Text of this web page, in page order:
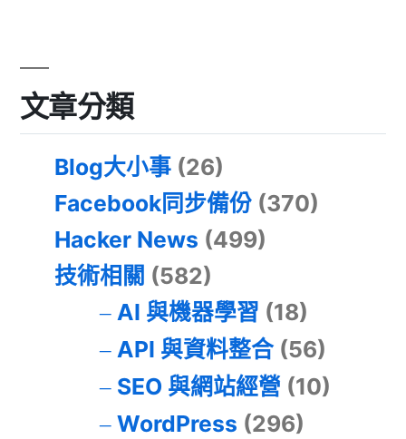
文章分類
Blog大小事 (26)
Facebook同步備份 (370)
Hacker News (499)
技術相關 (582)
AI 與機器學習 (18)
API 與資料整合(56)
SEO 與網站經營 (10)
WordPress (296)